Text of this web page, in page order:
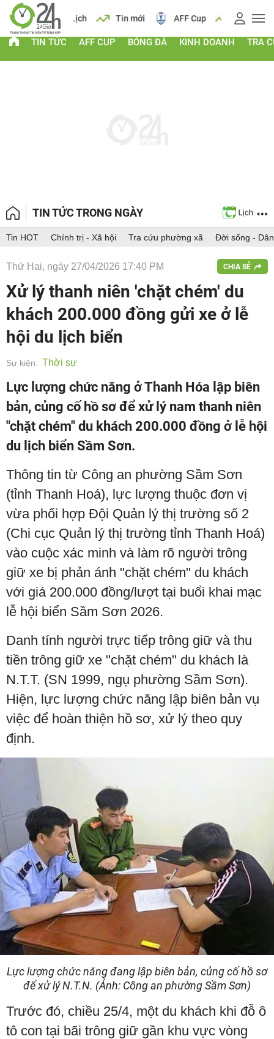
Lịch Tin mới AFF Cup Giá vàng
TIN TỨC AFF CUP BÓNG ĐÁ KINH DOANH TRA
TIN TỨC TRONG NGÀY
Tin HOT Chính trị - Xã hội Tra cứu phường xã Đời sống -
Thứ Hai, ngày 27/04/2026 17:40 PM CHIA SẺ
Xử lý thanh niên 'chặt chém' du
khách 200.000 đồng gửi xe ở lễ
hội du lịch biển
Sự kiện: Thời sự
Lực lượng chức năng ở Thanh Hóa lập biên
bản, củng cố hồ sơ để xử lý nam thanh niên
"chặt chém" du khách 200.000 đồng ở lễ hội
du lịch biển Sầm Sơn.
Thông tin từ Công an phường Sầm Sơn
(tỉnh Thanh Hoá), lực lượng thuộc đơn vị
vừa phối hợp Đội Quản lý thị trường số 2
(Chi cục Quản lý thị trường tỉnh Thanh Hoá)
vào cuộc xác minh và làm rõ người trông
giữ xe bị phản ánh "chặt chém" du khách
với giá 200.000 đồng/lượt tại buổi khai mạc
lễ hội biển Sầm Sơn 2026.
Danh tính người trực tiếp trông giữ và thu
tiền trông giữ xe "chặt chém" du khách là
N.T.T. (SN 1999, ngụ phường Sầm Sơn).
Hiện, lực lượng chức năng lập biên bản vụ
việc để hoàn thiện hồ sơ, xử lý theo quy
định.
Lực lượng chức năng đang lập biên bản, củng cố hồ sơ
để xử lý N.T.N. (Ảnh: Công an phường Sầm Sơn)
Trước đó, chiều 25/4, một du khách khi đỗ ô
tô con tại bãi trông giữ gần khu vực vòng